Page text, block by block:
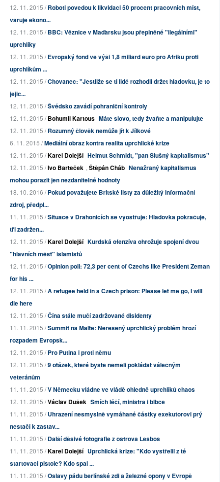
12. 11. 2015 /Roboti povedou k likvidaci 50 procent pracovních míst,
varuje ekono...
12. 11. 2015 /BBC: Věznice v Maďarsku jsou přeplněné "ilegálními"
uprchlíky
12. 11. 2015 /Evropský fond ve výši 1,8 miliard euro pro Afriku proti
uprchlíkům ...
12. 11. 2015 /Chovanec: "Jestliže se ti lidé rozhodli držet hladovku, je to
jejic...
12. 11. 2015 /Švédsko zavádí pohraniční kontroly
12. 11. 2015 /Bohumil Kartous Máte slovo, tedy žvaňte a manipulujte
12. 11. 2015 /Rozumný člověk nemůže jít k Jílkové
6. 11. 2015 /Mediální obraz kontra realita uprchlické krize
12. 11. 2015 /Karel Dolejší Helmut Schmidt, "pan Slušný kapitalismus"
12. 11. 2015 /Ivo Barteček , Štěpán Cháb Nenažraný kapitalismus
mohou porazit jen nezdanitelné hodnoty
18. 10. 2016 /Pokud považujete Britské listy za důležitý informační
zdroj, předpl...
11. 11. 2015 /Situace v Drahonicích se vyostřuje: Hladovka pokračuje,
tři zadržen...
12. 11. 2015 /Karel Dolejší Kurdská ofenzíva ohrožuje spojení dvou
"hlavních měst" islamistů
12. 11. 2015 /Opinion poll: 72,3 per cent of Czechs like President Zeman
for his ...
12. 11. 2015 /A refugee held in a Czech prison: Please let me go, I will
die here
12. 11. 2015 /Čína stále mučí zadržované disidenty
11. 11. 2015 /Summit na Maltě: Neřešený uprchlický problém hrozí
rozpadem Evropsk...
12. 11. 2015 /Pro Putina i proti němu
12. 11. 2015 /9 otázek, které byste neměli pokládat válečným
veteránům
11. 11. 2015 /V Německu vládne ve vládě ohledně uprchlíků chaos
12. 11. 2015 /Václav Dušek Smích léčí, ministra i blbce
11. 11. 2015 /Uhrazení nesmyslně vymáhané částky exekutorovi prý
nestačí k zastav...
11. 11. 2015 /Další děsivé fotografie z ostrova Lesbos
11. 11. 2015 /Karel Dolejší Uprchlická krize: "Kdo vystřelil z té
startovací pistole? Kdo spal ...
11. 11. 2015 /Oslavy pádu berlínské zdi a železné opony v Evropě